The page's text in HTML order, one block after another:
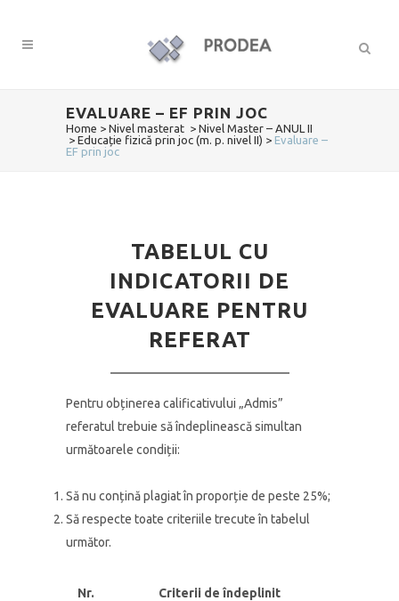
EVALUARE – EF PRIN JOC
Home > Nivel masterat > Nivel Master – ANUL II
> Educație fizică prin joc (m. p. nivel II) > Evaluare –
EF prin joc
TABELUL CU
INDICATORII DE
EVALUARE PENTRU
REFERAT
Pentru obținerea calificativului „Admis”
referatul trebuie să îndeplinească simultan
următoarele condiții:
Să nu conțină plagiat în proporție de peste 25%;
Să respecte toate criteriile trecute în tabelul
următor.
Nr.
Criterii de îndeplinit